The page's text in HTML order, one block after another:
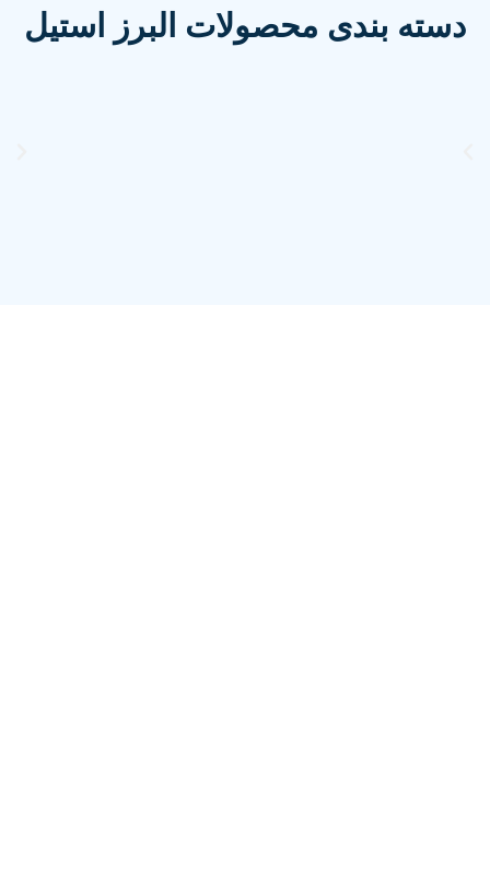
دسته بندی محصولات البرز استیل